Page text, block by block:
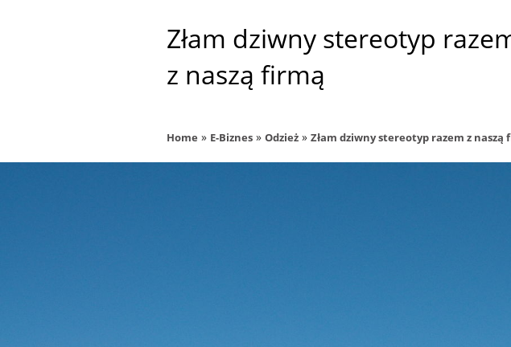
Złam dziwny stereotyp
z naszą firmą
Home » E-Biznes » Odzież » Złam dziwny stereotyp razem z naszą